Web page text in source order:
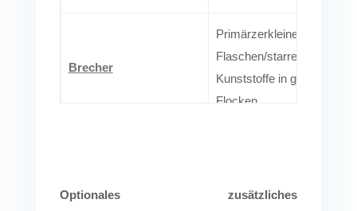
Brecher
Primärzerkleinerung
Flaschen/starrer
Kunststoffe in
Flocken.
Etiketten, Körner/
Optionales zusätzliches